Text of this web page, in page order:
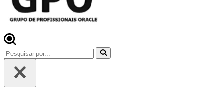
Pesquisar
por...